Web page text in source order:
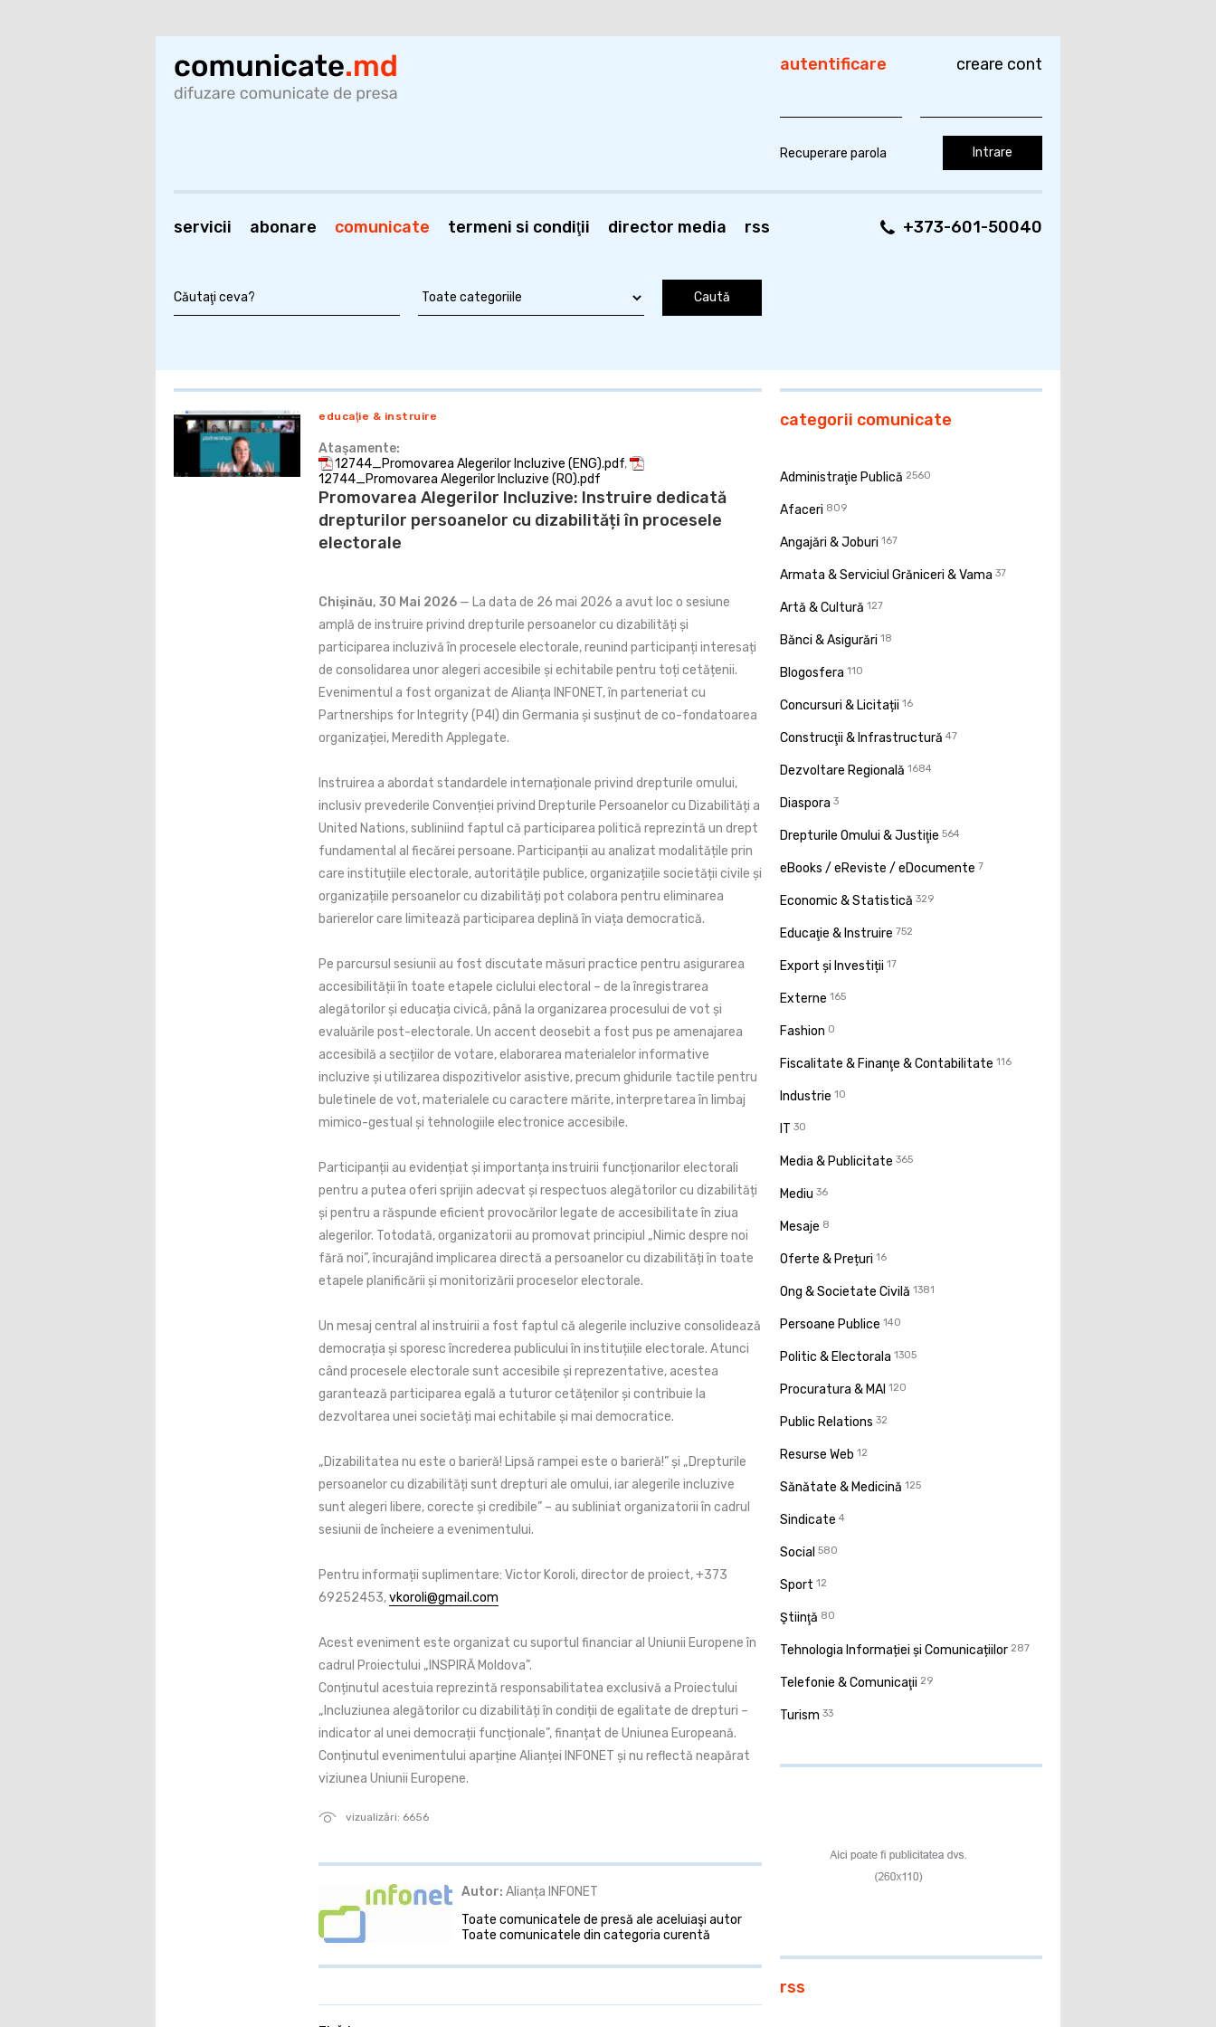
servicii abonare comunicate termeni si condiţii director media rss +373-601-50040
autentificare creare cont
Recuperare parola
vizualizări: 6656
educaţie & instruire
Promovarea Alegerilor Incluzive: Instruire dedicată
drepturilor persoanelor cu dizabilități în procesele
electorale
Chișinău, 30 Mai 2026 — La data de 26 mai 2026 a avut loc o sesiune
amplă de instruire privind drepturile persoanelor cu dizabilități și
participarea incluzivă în procesele electorale, reunind participanți interesați
de consolidarea unor alegeri accesibile și echitabile pentru toți cetățenii.
Evenimentul a fost organizat de Alianța INFONET, în parteneriat cu
Partnerships for Integrity (P4I) din Germania și susținut de co-fondatoarea
organizației, Meredith Applegate.
Instruirea a abordat standardele internaționale privind drepturile omului,
inclusiv prevederile Convenției privind Drepturile Persoanelor cu Dizabilități a
United Nations, subliniind faptul că participarea politică reprezintă un drept
fundamental al fiecărei persoane. Participanții au analizat modalitățile prin
care instituțiile electorale, autoritățile publice, organizațiile societății civile și
organizațiile persoanelor cu dizabilități pot colabora pentru eliminarea
barierelor care limitează participarea deplină în viața democratică.
Pe parcursul sesiunii au fost discutate măsuri practice pentru asigurarea
accesibilității în toate etapele ciclului electoral – de la înregistrarea
alegătorilor și educația civică, până la organizarea procesului de vot și
evaluările post-electorale. Un accent deosebit a fost pus pe amenajarea
accesibilă a secțiilor de votare, elaborarea materialelor informative
incluzive și utilizarea dispozitivelor asistive, precum ghidurile tactile pentru
buletinele de vot, materialele cu caractere mărite, interpretarea în limbaj
mimico-gestual și tehnologiile electronice accesibile.
Participanții au evidențiat și importanța instruirii funcționarilor electorali
pentru a putea oferi sprijin adecvat și respectuos alegătorilor cu dizabilități
și pentru a răspunde eficient provocărilor legate de accesibilitate în ziua
alegerilor. Totodată, organizatorii au promovat principiul „Nimic despre noi
fără noi”, încurajând implicarea directă a persoanelor cu dizabilități în toate
etapele planificării și monitorizării proceselor electorale.
Un mesaj central al instruirii a fost faptul că alegerile incluzive consolidează
democrația și sporesc încrederea publicului în instituțiile electorale. Atunci
când procesele electorale sunt accesibile și reprezentative, acestea
garantează participarea egală a tuturor cetățenilor și contribuie la
dezvoltarea unei societăți mai echitabile și mai democratice.
„Dizabilitatea nu este o barieră! Lipsă rampei este o barieră!” și „Drepturile
persoanelor cu dizabilități sunt drepturi ale omului, iar alegerile incluzive
sunt alegeri libere, corecte și credibile” – au subliniat organizatorii în cadrul
sesiunii de încheiere a evenimentului.
Pentru informații suplimentare: Victor Koroli, director de proiect, +373
69252453,vkoroli@gmail.com
Acest eveniment este organizat cu suportul financiar al Uniunii Europene în
cadrul Proiectului „INSPIRĂ Moldova”.
Conținutul acestuia reprezintă responsabilitatea exclusivă a Proiectului
„Incluziunea alegătorilor cu dizabilități în condiții de egalitate de drepturi –
indicator al unei democrații funcționale”, finanțat de Uniunea Europeană.
Conținutul evenimentului aparține Alianței INFONET și nu reflectă neapărat
viziunea Uniunii Europene.
Ataşamente:
12744_Promovarea Alegerilor Incluzive (ENG).pdf,
12744_Promovarea Alegerilor Incluzive (RO).pdf
Autor: Alianța INFONET
Toate comunicatele de presă ale aceluiaşi autor
Toate comunicatele din categoria curentă
categorii comunicate
Administraţie Publică 2560
Afaceri 809
Angajări & Joburi 167
Armata & Serviciul Grăniceri & Vama 37
Artă & Cultură 127
Bănci & Asigurări 18
Blogosfera 110
Concursuri & Licitații 16
Construcţii & Infrastructură 47
Dezvoltare Regională 1684
Diaspora 3
Drepturile Omului & Justiţie 564
eBooks / eReviste / eDocumente 7
Economic & Statistică 329
Educaţie & Instruire 752
Export și Investiții 17
Externe 165
Fashion 0
Fiscalitate & Finanţe & Contabilitate 116
Industrie 10
IT 30
Media & Publicitate 365
Mediu 36
Mesaje 8
Oferte & Prețuri 16
Ong & Societate Civilă 1381
Persoane Publice 140
Politic & Electorala 1305
Procuratura & MAI 120
Public Relations 32
Resurse Web 12
Sănătate & Medicină 125
Sindicate 4
Social 580
Sport 12
Ştiinţă 80
Tehnologia Informației și Comunicațiilor 287
Telefonie & Comunicaţii 29
Turism 33
rss